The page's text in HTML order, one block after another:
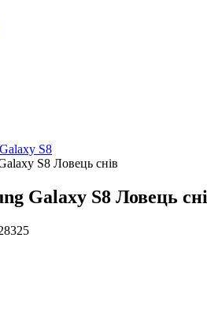
S8
S8 Ловець снів
Galaxy S8 Ловець